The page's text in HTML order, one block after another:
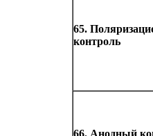
65.
контроль
66. Анодный